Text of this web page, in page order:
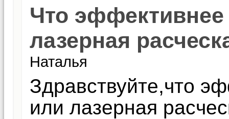
Что
лазерная
Наталья
Здравствуйте,что
или лазерная